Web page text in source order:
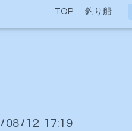
TOP 釣り船
/ 08 / 12 17:19